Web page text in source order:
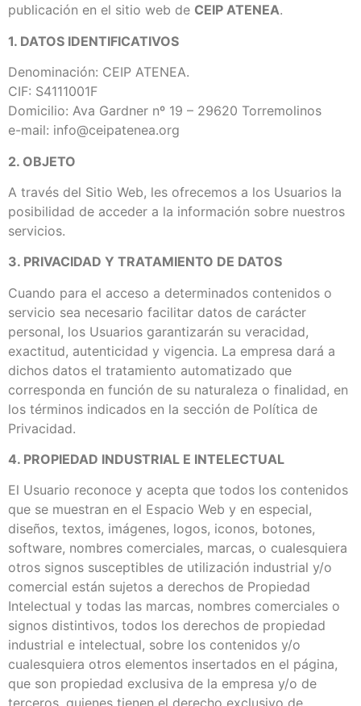
publicación en el sitio web de CEIP ATENEA.
1. DATOS IDENTIFICATIVOS
Denominación: CEIP ATENEA.
CIF: S4111001F
Domicilio: Ava Gardner nº 19 – 29620 Torremolinos
e-mail: info@ceipatenea.org
2. OBJETO
A través del Sitio Web, les ofrecemos a los Usuarios la
posibilidad de acceder a la información sobre nuestros
servicios.
3. PRIVACIDAD Y TRATAMIENTO DE DATOS
Cuando para el acceso a determinados contenidos o
servicio sea necesario facilitar datos de carácter
personal, los Usuarios garantizarán su veracidad,
exactitud, autenticidad y vigencia. La empresa dará a
dichos datos el tratamiento automatizado que
corresponda en función de su naturaleza o finalidad, en
los términos indicados en la sección de Política de
Privacidad.
4. PROPIEDAD INDUSTRIAL E INTELECTUAL
El Usuario reconoce y acepta que todos los contenidos
que se muestran en el Espacio Web y en especial,
diseños, textos, imágenes, logos, iconos, botones,
software, nombres comerciales, marcas, o cualesquiera
otros signos susceptibles de utilización industrial y/o
comercial están sujetos a derechos de Propiedad
Intelectual y todas las marcas, nombres comerciales o
signos distintivos, todos los derechos de propiedad
industrial e intelectual, sobre los contenidos y/o
cualesquiera otros elementos insertados en el página,
que son propiedad exclusiva de la empresa y/o de